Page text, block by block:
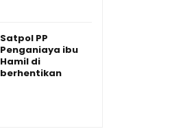
Satpol PP
Penganiaya ibu
Hamil di
berhentikan